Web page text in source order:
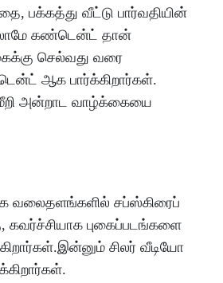
பக்கத்து வீட்டு பார்வதியின்
கண்டென்ட் தான்
செல்வது வரை
ஆக பார்க்கிறார்கள்.
அன்றாட வாழ்க்கையை
வலைதளங்களில் சப்ஸ்கிரைப்
கவர்ச்சியாக புகைப்படங்களை
சிலர் வீடியோ